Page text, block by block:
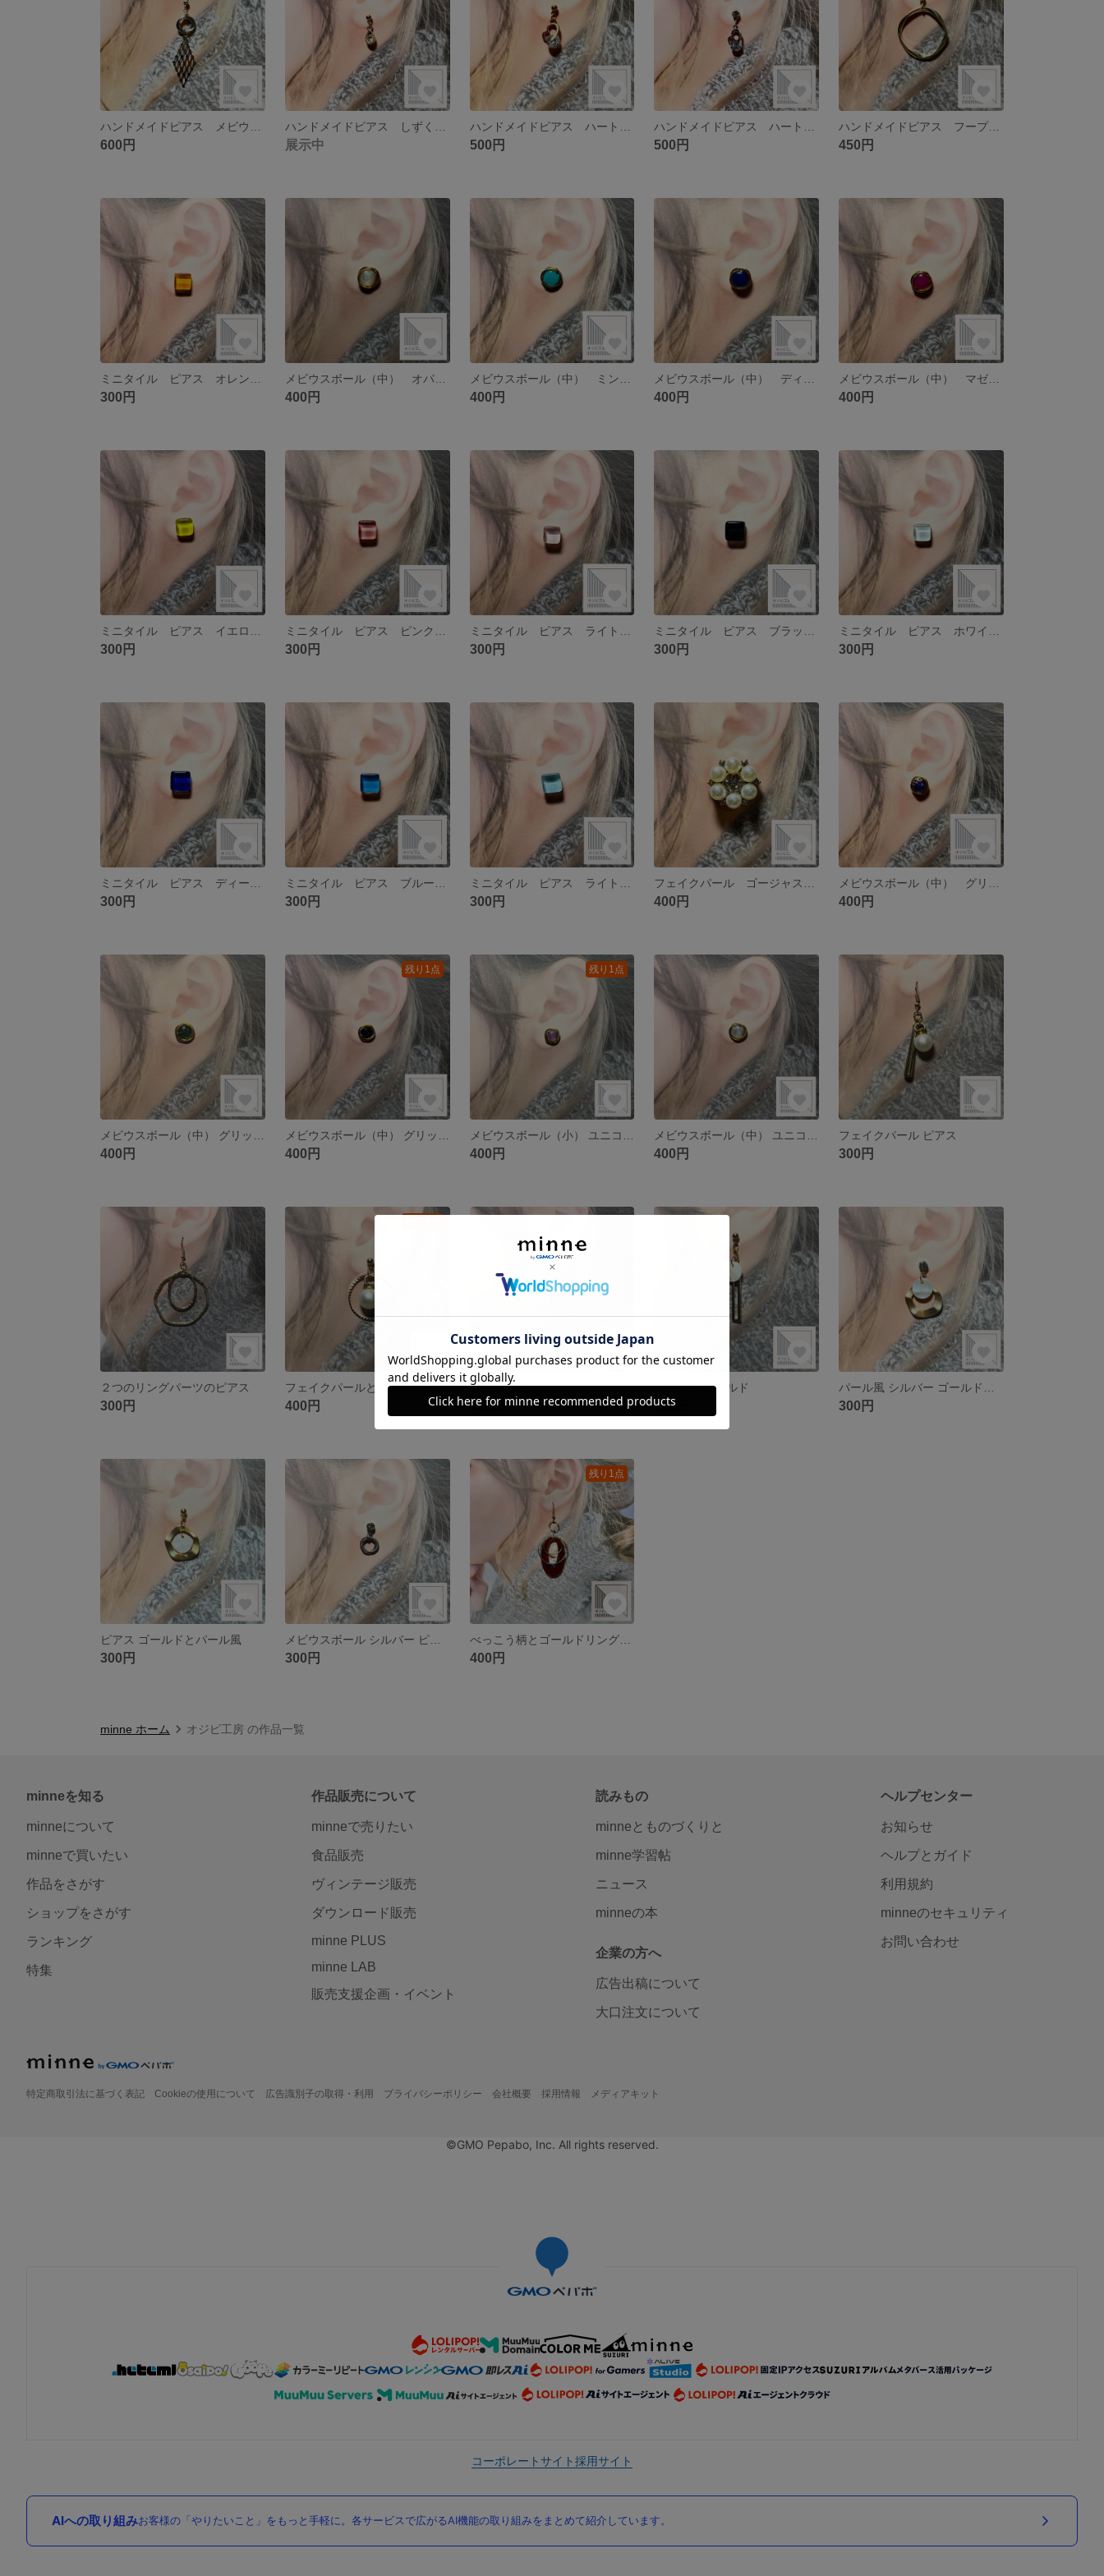
600円 展示中 500円 500円
ハンドメイドピアス フープ ゴールド サージカルステンレス
450円
300円
メビウスボール（中） オパール ピアス サージカルステンレス
400円 400円 400円 400円
300円 300円 300円 300円 300円
300円 300円 300円 400円 400円
400円
残り1点
400円
残り1点
400円 400円
フェイクパール ピアス
300円
２つのリングパーツのピアス
300円
フェイクパールとリングパーツのピアス
400円
ゴールド ピアス
400円
パール風 ゴールド
300円 300円
ピアス ゴールドとパール風
300円
メビウスボール シルバー ピアス
300円
残り1点
べっこう柄とゴールドリングのピアス
400円
minne ホーム オジピ工房 の作品一覧
minneを知る
minneについて
minneで買いたい
作品をさがす
ショップをさがす
ランキング
特集
作品販売について
minneで売りたい
食品販売
ヴィンテージ販売
ダウンロード販売
minne PLUS
minne LAB
販売支援企画・イベント
読みもの
minneとものづくりと
minne学習帖
ニュース
minneの本
企業の方へ
広告出稿について
大口注文について
ヘルプセンター
お知らせ
ヘルプとガイド
利用規約
minneのセキュリティ
お問い合わせ
特定商取引法に基づく表記 Cookieの使用について 広告識別子の取得・利用 プライバシーポリシー 会社概要 採用情報 メディアキット
©GMO Pepabo, Inc. All rights reserved.
コーポレートサイト採用サイト
AIへの取り組みお客様の「やりたいこと」をもっと手軽に。各サービスで広がるAI機能の取り組みをまとめて紹介しています。